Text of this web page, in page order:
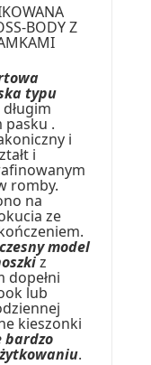
BODY Z
typu
pasku .
i
i
romby.
na
ze
model
z
dopełni
lub
kieszonki
bardzo
.